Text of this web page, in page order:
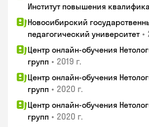
Институт повышения
Новосибирский
педагогический университет •
Центр онлайн-обучения
групп • 2019 г.
Центр онлайн-обучения
групп • 2020 г.
Центр онлайн-обучения
групп • 2020 г.